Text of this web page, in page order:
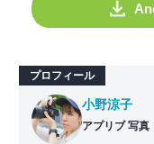
プロフィール
小野涼子
アプリブ 写真